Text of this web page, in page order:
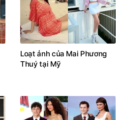
Loạt ảnh của Mai Phương
Thuý tại Mỹ